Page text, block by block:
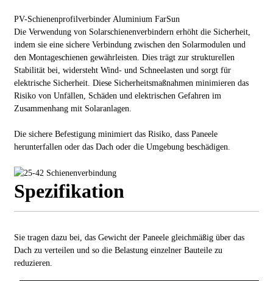
PV-Schienenprofilverbinder Aluminium FarSun
Die Verwendung von Solarschienenverbindern erhöht die Sicherheit,
indem sie eine sichere Verbindung zwischen den Solarmodulen und
den Montageschienen gewährleisten. Dies trägt zur strukturellen
Stabilität bei, widersteht Wind- und Schneelasten und sorgt für
elektrische Sicherheit. Diese Sicherheitsmaßnahmen minimieren das
Risiko von Unfällen, Schäden und elektrischen Gefahren im
Zusammenhang mit Solaranlagen.
Die sichere Befestigung minimiert das Risiko, dass Paneele
herunterfallen oder das Dach oder die Umgebung beschädigen.
Spezifikation
Sie tragen dazu bei, das Gewicht der Paneele gleichmäßig über das
Dach zu verteilen und so die Belastung einzelner Bauteile zu
reduzieren.